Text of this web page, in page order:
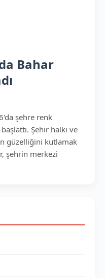
Bahar
şehre renk
Şehir halkı ve
güzelliğini kutlamak
şehrin merkezi